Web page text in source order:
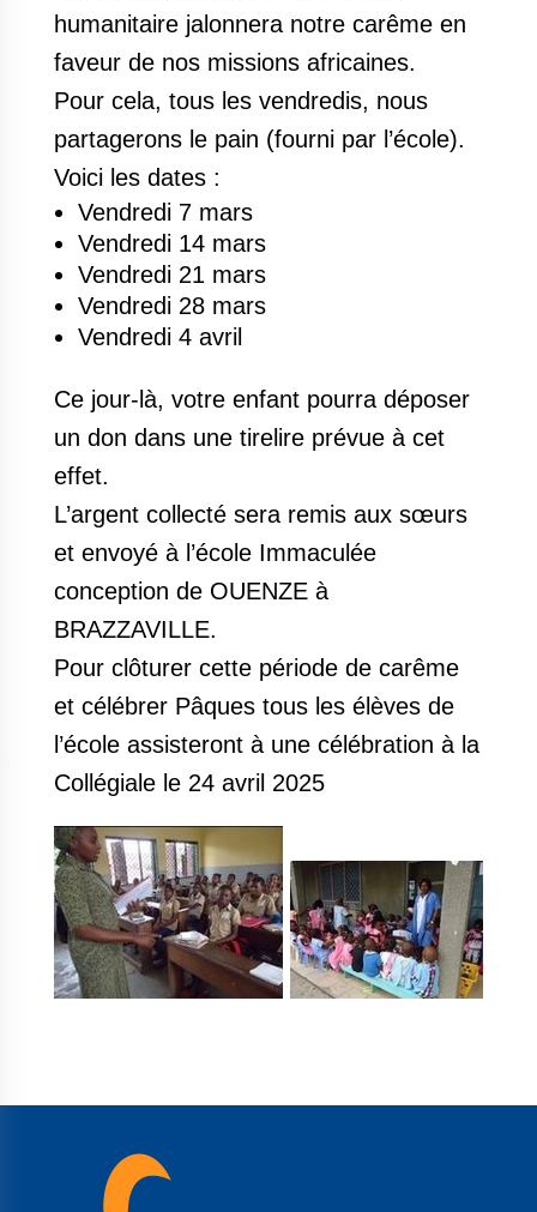
humanitaire jalonnera notre carême en
faveur de nos missions africaines.
Pour cela, tous les vendredis, nous
partagerons le pain (fourni par l’école).
Voici les dates :
Vendredi 7 mars
Vendredi 14 mars
Vendredi 21 mars
Vendredi 28 mars
Vendredi 4 avril
Ce jour-là, votre enfant pourra déposer
un don dans une tirelire prévue à cet
effet.
L’argent collecté sera remis aux sœurs
et envoyé à l’école Immaculée
conception de OUENZE à
BRAZZAVILLE.
Pour clôturer cette période de carême
et célébrer Pâques tous les élèves de
l’école assisteront à une célébration à la
Collégiale le 24 avril 2025